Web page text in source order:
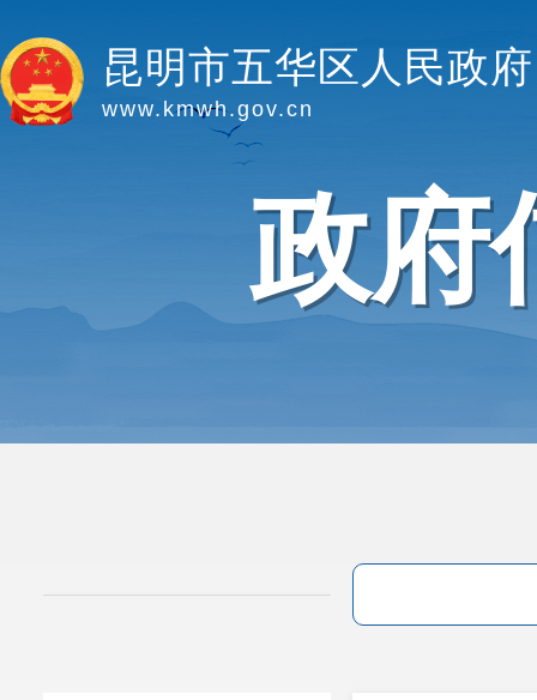
昆明市五华区人民政府
www.kmwh.gov.cn
政府